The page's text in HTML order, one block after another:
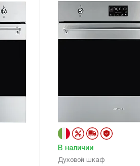
В наличии
Духовой шкаф